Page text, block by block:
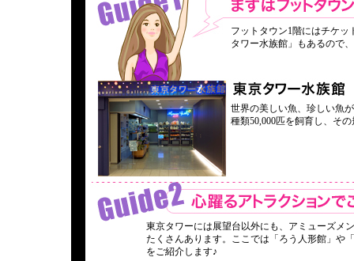
フットタウン1階にはチケ
タワー水族館」もあるので
世界の美しい魚、珍しい魚
種類50,000匹を飼育し、そ
東京タワーには展望台以外にも、アミューズメ
たくさんあります。ここでは「ろう人形館」や
をご紹介します♪